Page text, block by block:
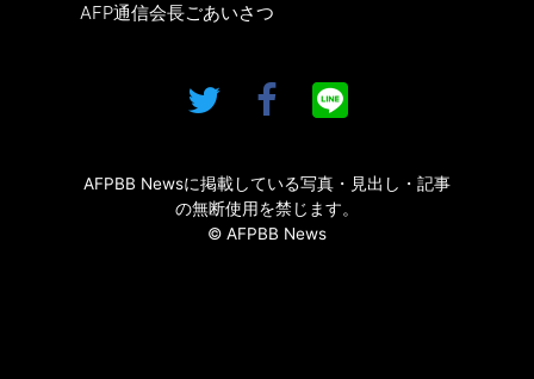
AFP通信会長ごあいさつ
AFPBB Newsに掲載している写真・見出し・記事
の無断使用を禁じます。
© AFPBB News